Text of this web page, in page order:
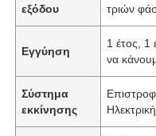
εξόδου
τριών
Εγγύηση
1 έτος, 1
να
Σύστημα
εκκίνησης